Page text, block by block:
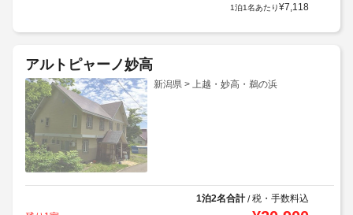
1泊1名あたり¥7,118
アルトピャーノ妙高
新潟県 > 上越・妙高・鵜の浜
1泊2名合計/税・手数料込